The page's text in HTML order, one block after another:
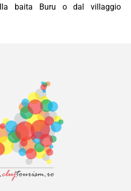
baita Buru o dal villaggio